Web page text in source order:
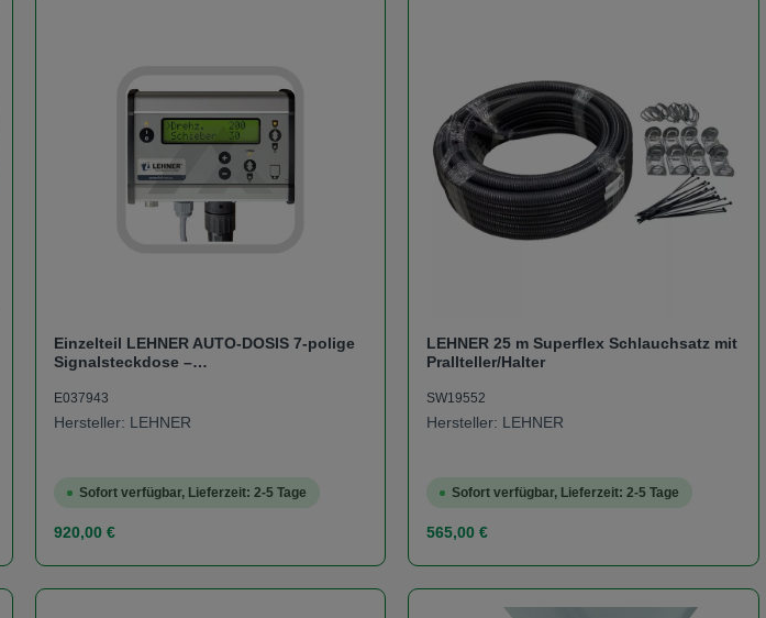
Wert ein oder benutze die Schaltflächen um die
Einzelteil LEHNER AUTO-DOSIS 7-polige
Signalsteckdose –
für SuperVario
E037943
Hersteller: LEHNER
Sofort verfügbar, Lieferzeit: 2-5 Tage
Regulärer Preis:
920,00 €
Produkt Anzahl: Gib den gewünschten Wert ein oder
LEHNER 25 m Superflex Schlauchsatz mit
Prallteller/Halter
SW19552
Hersteller: LEHNER
Sofort verfügbar, Lieferzeit: 2-5 Tage
Regulärer Preis:
565,00 €
Produkt Anzahl: Gib den